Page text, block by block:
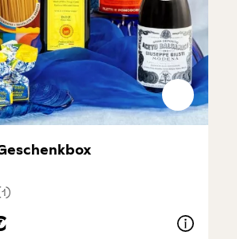
Bewertung von 5 von 5 Sternen